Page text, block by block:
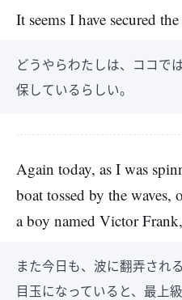
It seems I have secured
どうやらわたしは、ココで
保しているらしい。
Again today, as I was
boat tossed by the waves,
a boy named Victor
また今日も、波に翻弄され
目玉になっていると、最上